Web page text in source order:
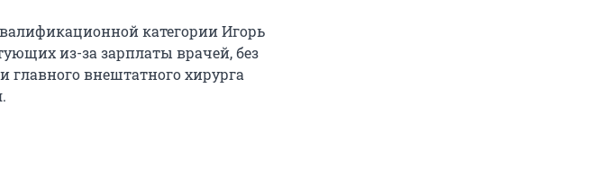
категории Игорь
из-за зарплаты врачей, без
главного внештатного хирурга